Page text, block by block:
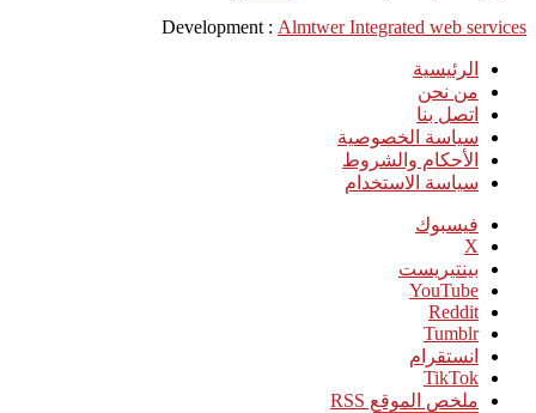
Development : Almtwer Integrated web services
الرئيسية
من نحن
اتصل بنا
سياسة الخصوصية
الأحكام والشروط
سياسة الاستخدام
فيسبوك
‫X
بينتيريست
‫YouTube
انستقرام
‫TikTok
ملخص الموقع RSS